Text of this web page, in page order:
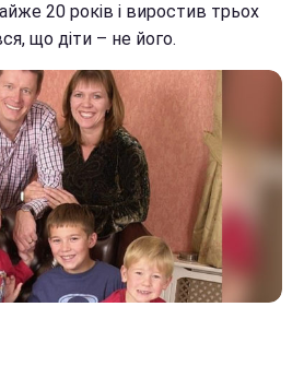
20 років і виростив трьох
що діти – не його.